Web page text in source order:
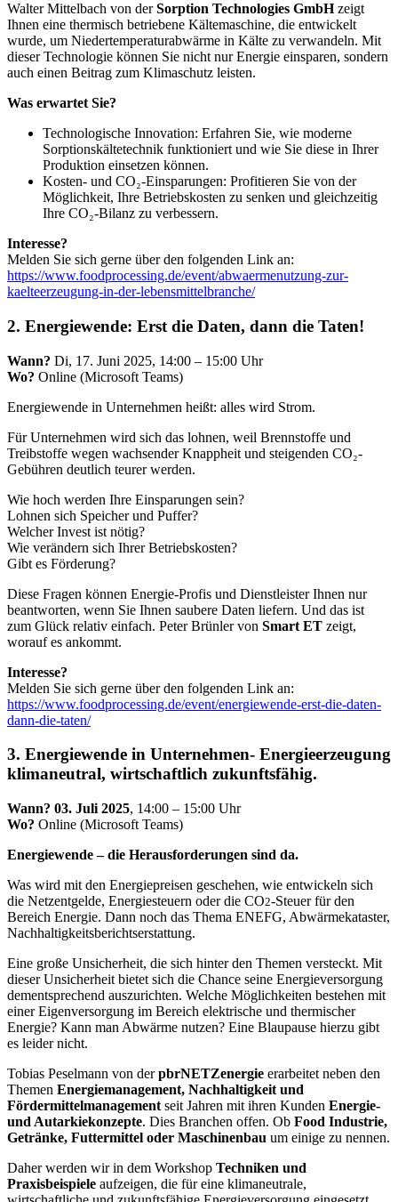
Walter Mittelbach von derSorption Technologies GmbHzeigt
Ihnen eine thermisch betriebene Kältemaschine, die entwickelt
wurde, um Niedertemperaturabwärme in Kälte zu verwandeln. Mit
dieser Technologie können Sie nicht nur Energie einsparen, sondern
auch einen Beitrag zum Klimaschutz leisten.
Was erwartet Sie?
Technologische Innovation: Erfahren Sie, wie moderne
Sorptionskältetechnik funktioniert und wie Sie diese in Ihrer
Produktion einsetzen können.
Kosten- und CO₂-Einsparungen: Profitieren Sie von der
Möglichkeit, Ihre Betriebskosten zu senken und gleichzeitig
Ihre CO₂-Bilanz zu verbessern.
Interesse?
Melden Sie sich gerne über den folgenden Link an:
https://www.foodprocessing.de/event/abwaermenutzung-zur-
kaelteerzeugung-in-der-lebensmittelbranche/
2. Energiewende: Erst die Daten, dann die Taten!
Wann? Di, 17. Juni 2025, 14:00 – 15:00 Uhr
Wo? Online (Microsoft Teams)
Energiewende in Unternehmen heißt: alles wird Strom.
Für Unternehmen wird sich das lohnen, weil Brennstoffe und
Treibstoffe wegen wachsender Knappheit und steigenden CO₂-
Gebühren deutlich teurer werden.
Wie hoch werden Ihre Einsparungen sein?
Lohnen sich Speicher und Puffer?
Welcher Invest ist nötig?
Wie verändern sich Ihrer Betriebskosten?
Gibt es Förderung?
Diese Fragen können Energie-Profis und Dienstleister Ihnen nur
beantworten, wenn Sie Ihnen saubere Daten liefern. Und das ist
zum Glück relativ einfach. Peter Brünler von Smart ET zeigt,
worauf es ankommt.
Interesse?
Melden Sie sich gerne über den folgenden Link an:
https://www.foodprocessing.de/event/energiewende-erst-die-daten-
dann-die-taten/
3. Energiewende in Unternehmen- Energieerzeugung
klimaneutral, wirtschaftlich zukunftsfähig.
Wann? 03. Juli 2025, 14:00 – 15:00 Uhr
Wo? Online (Microsoft Teams)
Energiewende – die Herausforderungen sind da.
Was wird mit den Energiepreisen geschehen, wie entwickeln sich
die Netzentgelde, Energiesteuern oder die CO2-Steuer für den
Bereich Energie. Dann noch das Thema ENEFG, Abwärmekataster,
Nachhaltigkeitsberichtserstattung.
Eine große Unsicherheit, die sich hinter den Themen versteckt. Mit
dieser Unsicherheit bietet sich die Chance seine Energieversorgung
dementsprechend auszurichten. Welche Möglichkeiten bestehen mit
einer Eigenversorgung im Bereich elektrische und thermischer
Energie? Kann man Abwärme nutzen? Eine Blaupause hierzu gibt
es leider nicht.
Tobias Peselmann von derpbrNETZenergie erarbeitet neben den
Themen Energiemanagement, Nachhaltigkeit und
Fördermittelmanagement seit Jahren mit ihren Kunden Energie-
und Autarkiekonzepte. Dies Branchen offen. Ob Food Industrie,
Getränke, Futtermittel oder Maschinenbau um einige zu nennen.
Daher werden wir in dem Workshop Techniken und
Praxisbeispiele aufzeigen, die für eine klimaneutrale,